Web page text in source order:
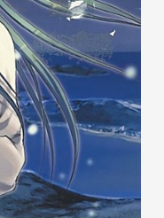
ね の
へ ほ
め
よ